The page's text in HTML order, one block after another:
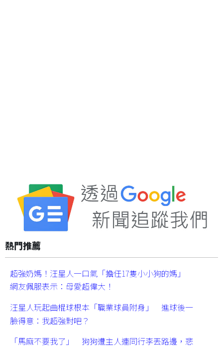
熱門推薦
超強奶媽！汪星人一口氣「擔任17隻小小狗的媽」
網友佩服表示：母愛超偉大！
汪星人玩起曲棍球根本「職業球員附身」 進球後一
臉得意：我超強對吧？
「馬麻不要我了」 狗狗遭主人連同行李丟路邊，悲